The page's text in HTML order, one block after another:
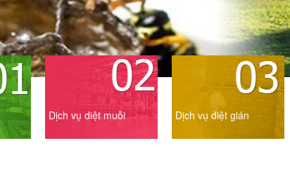
Dịch vụ diệt muỗi Dịch vụ diệt gián